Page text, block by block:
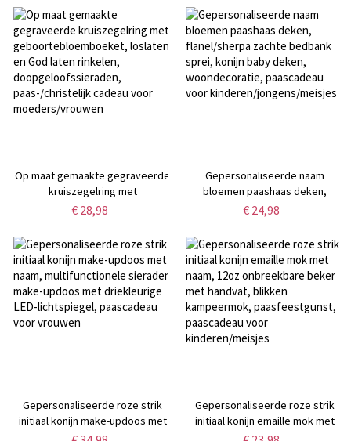
Borstels, Bruidsfeest Gunst,
Pasen/Christelijk Cadeau voor
Vrouwen
paas-/christelijk cadeau voor
boekenliefhebbers/bijbellezers
Op maat gemaakte gegraveerde
kruiszegelring met
geboortebloemboeket, loslaten
doopgeloofssieraden,
paas-/christelijk cadeau voor
moeders/vrouwen
€ 28,98
Gepersonaliseerde naam
bloemen paashaas deken,
flanel/sherpa zachte bedbank
woondecoratie, paascadeau
voor kinderen/jongens/meisjes
€ 24,98
Gepersonaliseerde roze strik
initiaal konijn make-updoos met
naam, multifunctionele sieraden
Gepersonaliseerde roze strik
initiaal konijn emaille mok met
naam, 12oz onbreekbare beker